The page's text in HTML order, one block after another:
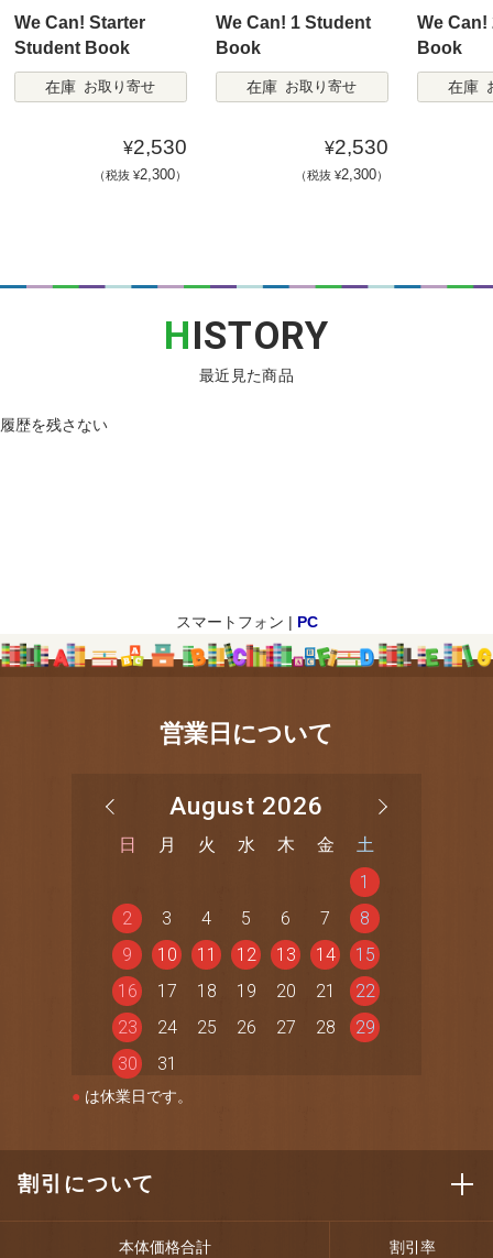
We Can! Starter
Student Book
在庫 お取り寄せ
¥2,530
（税抜 ¥2,300）
We Can! 1 Student
Book
在庫 お取り寄せ
¥2,530
（税抜 ¥2,300）
We Can!
Book
在庫
HISTORY
最近見た商品
履歴を残さない
スマートフォン | PC
営業日について
August 2026
日 月 火 水 木 金
土
1
2
3 4 5 6 7
8
9
10 11 12 13 14
15
16
17 18 19 20 21
22
23
24 25 26 27 28
29
30
31
● は休業日です。
割引について
本体価格合計 割引率